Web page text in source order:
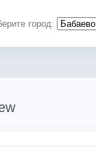
город: